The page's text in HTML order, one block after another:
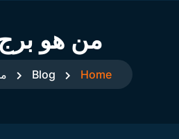
من هو برج
Home
Blog